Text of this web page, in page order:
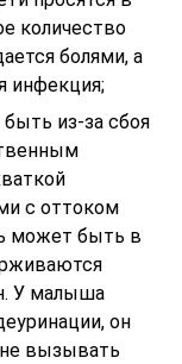
количество
болями, а
инфекция;
из-за сбоя
с оттоком
может быть в
У малыша
он
вызывать